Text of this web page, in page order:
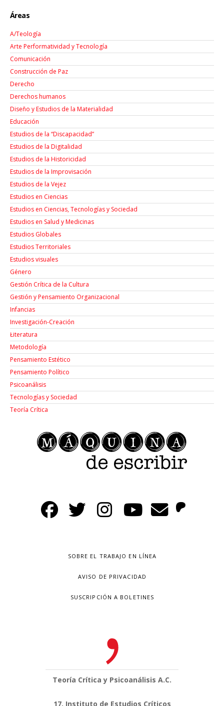
Áreas
A/Teología
Arte Performatividad y Tecnología
Comunicación
Construcción de Paz
Derecho
Derechos humanos
Diseño y Estudios de la Materialidad
Educación
Estudios de la “Discapacidad”
Estudios de la Digitalidad
Estudios de la Historicidad
Estudios de la Improvisación
Estudios de la Vejez
Estudios en Ciencias
Estudios en Ciencias, Tecnologías y Sociedad
Estudios en Salud y Medicinas
Estudios Globales
Estudios Territoriales
Estudios visuales
Género
Gestión Crítica de la Cultura
Gestión y Pensamiento Organizacional
Infancias
Investigación-Creación
Łiteratura
Metodología
Pensamiento Estético
Pensamiento Político
Psicoanálisis
Tecnologías y Sociedad
Teoría Crítica
SOBRE EL TRABAJO EN LÍNEA
AVISO DE PRIVACIDAD
SUSCRIPCIÓN A BOLETINES
Teoría Crítica y Psicoanálisis A.C.
17, Instituto de Estudios Críticos